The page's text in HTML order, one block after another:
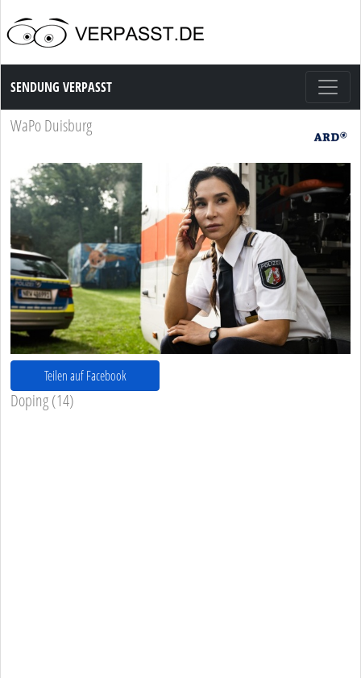
Sendung Verpasst
SENDUNG VERPASST
WaPo Duisburg
Teilen auf Facebook
Doping (14)